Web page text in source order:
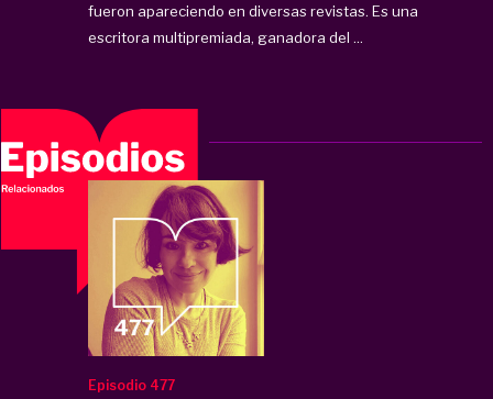
fueron apareciendo en diversas revistas. Es una
escritora multipremiada, ganadora del ...
Episodio 477